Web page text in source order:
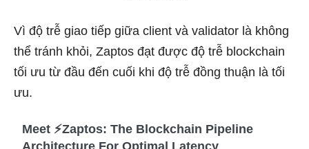
Vì độ trễ giao tiếp giữa client và validator là không
thể tránh khỏi, Zaptos đạt được độ trễ blockchain
tối ưu từ đầu đến cuối khi độ trễ đồng thuận là tối
ưu.
Meet ⚡Zaptos: The Blockchain Pipeline
Architecture For Optimal Latency